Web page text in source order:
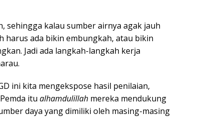
sehingga kalau sumber airnya agak jauh
harus ada bikin embungkah, atau bikin
Jadi ada langkah-langkah kerja
ini kita mengekspose hasil penilaian,
itu alhamdulillah mereka mendukung
daya yang dimiliki oleh masing-masing